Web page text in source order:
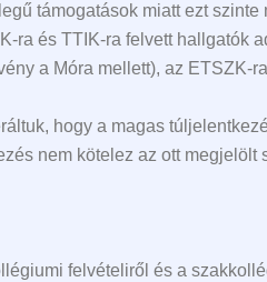
támogatások miatt ezt
ra és TTIK-ra felvett
a Móra mellett), az
hogy a magas
nem kötelez az ott
felvételiről és a